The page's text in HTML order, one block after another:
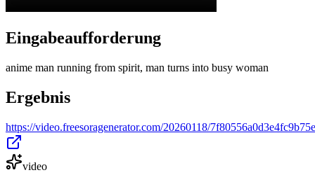
Eingabeaufforderung
anime man running from spirit, man turns into busy woman
Ergebnis
https://video.freesoragenerator.com/20260118/
video